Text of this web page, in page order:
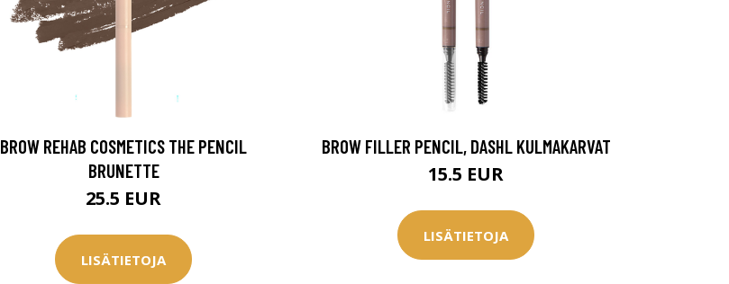
BROW REHAB COSMETICS THE PENCIL
BRUNETTE
25.5 EUR
LISÄTIETOJA
BROW FILLER PENCIL, DASHL KULMAKARVAT
15.5 EUR
LISÄTIETOJA